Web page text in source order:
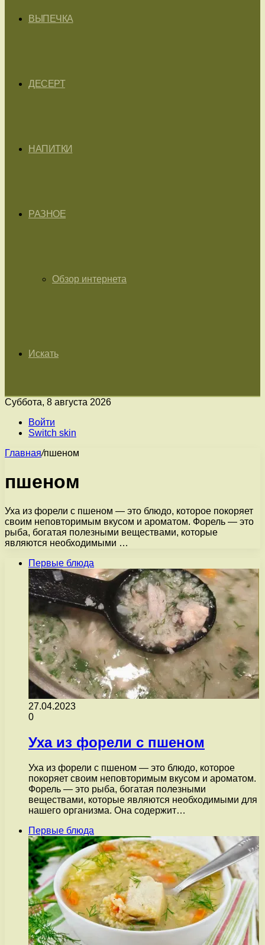
ВЫПЕЧКА
ДЕСЕРТ
НАПИТКИ
РАЗНОЕ
Обзор интернета
Искать
Суббота, 8 августа 2026
Войти
Switch skin
Главная/пшеном
пшеном
Уха из форели с пшеном — это блюдо, которое покоряет
своим неповторимым вкусом и ароматом. Форель — это
рыба, богатая полезными веществами, которые
являются необходимыми …
Первые блюда
27.04.2023
0
Уха из форели с пшеном
Уха из форели с пшеном — это блюдо, которое
покоряет своим неповторимым вкусом и ароматом.
Форель — это рыба, богатая полезными
веществами, которые являются необходимыми для
нашего организма. Она содержит…
Первые блюда